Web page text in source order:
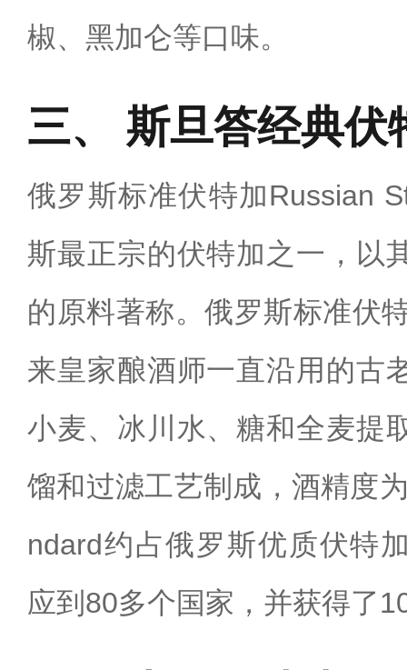
椒、黑加仑等口味。
斯旦答经典伏
俄罗斯标准伏特加Russian
斯最正宗的伏特加之一，以
的原料著称。俄罗斯标准伏
来皇家酿酒师一直沿用的古
小麦、冰川水、糖和全麦提
馏和过滤工艺制成，酒精度
ndard约占俄罗斯优质伏特
应到80多个国家，并获得了